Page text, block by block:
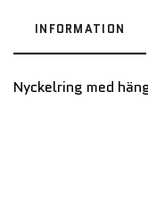
INFORMATION
Nyckelring med